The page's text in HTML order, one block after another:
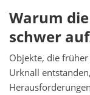
Warum
schwer
Objekte, die
Urknall